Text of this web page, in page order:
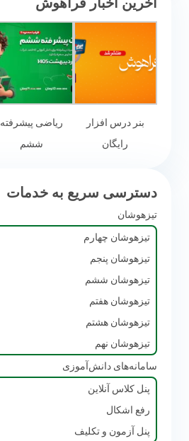
بنر درس افزار
رایگان
ریاضی پیشرفته
ششم
دسترسی سریع به خدمات
تیزهوشان
تیزهوشان چهارم
تیزهوشان پنجم
تیزهوشان ششم
تیزهوشان هفتم
تیزهوشان هشتم
تیزهوشان نهم
سامانه‌های دانش‌آموزی
پنل کلاس آنلاین
رفع اشکال
پنل آزمون و تکلیف